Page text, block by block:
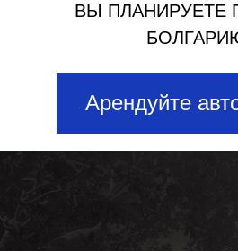
ВЫ ПЛАНИРУЕТЕ
Арендуйте